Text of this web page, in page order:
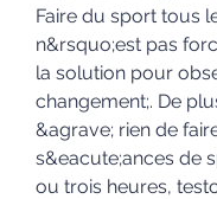
Faire du sport tous
n&rsquo;est pas
la solution pour
changement;. De
&agrave; rien de
s&eacute;ances de
ou trois heures,